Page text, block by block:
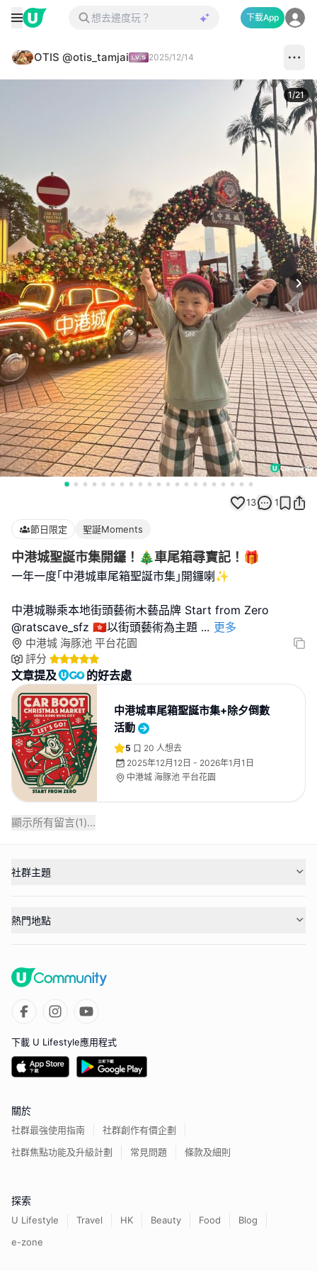
下載App
OTIS @otis_tamjai 2025/12/14
1/21
13 1
節日限定 聖誕Moments
中港城聖誕市集開鑼！🎄車尾箱尋寶記！🎁
一年一度｢中港城車尾箱聖誕市集｣開鑼喇✨
中港城聯乘本地街頭藝術木藝品牌 Start from Zero
@ratscave_sfz 🇭🇰以街頭藝術為主題 ... 更多
中港城 海豚池 平台花園
評分
文章提及 的好去處
中港城車尾箱聖誕市集+除夕倒數
活動
5 20 人想去
2025年12月12日 - 2026年1月1日
中港城 海豚池 平台花園
顯示所有留言(1)...
社群主題
熱門地點
下載 U Lifestyle應用程式
關於
社群最強使用指南
社群創作有價企劃
社群焦點功能及升級計劃
常見問題 條款及細則
探索
U Lifestyle Travel HK Beauty Food
Blog
e-zone